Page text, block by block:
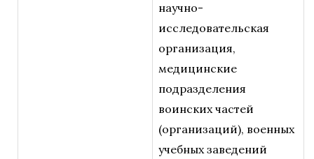
научно-
исследовательская
организация,
медицинские
подразделения
воинских частей
(организаций), военных
учебных заведений